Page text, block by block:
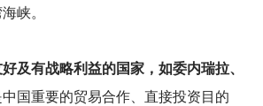
峡。
及有战略利益的国家，如委内瑞拉、
国重要的贸易合作、直接投资目的